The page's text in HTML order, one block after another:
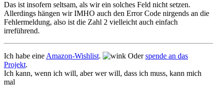
Das ist insofern seltsam, als wir ein solches Feld nicht setzen.
Allerdings hängen wir IMHO auch den Error Code nirgends an die
Fehlermeldung, also ist die Zahl 2 vielleicht auch einfach
irreführend.
Ich habe eine Amazon-Wishlist. Oderspende an das
Projekt.
Ich kann, wenn ich will, aber wer will, dass ich muss, kann mich
mal